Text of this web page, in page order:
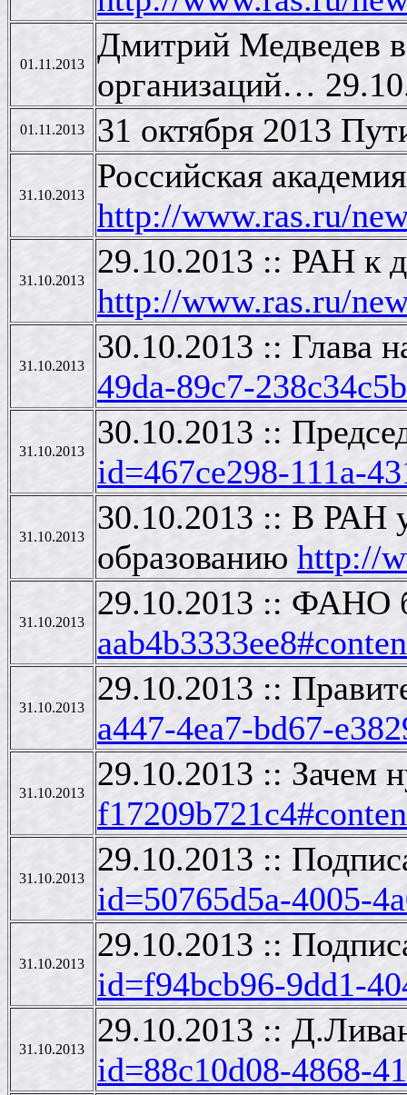
01.11.2013
Дмитрий Медведев
организаций…
01.11.2013 31 октября 2013
31.10.2013
Российская
http://www.ras.ru/
31.10.2013
29.10.2013 :: РАН к
http://www.ras.ru/
31.10.2013
30.10.2013 :: Глава
49da-89c7-
31.10.2013
30.10.2013 ::
id=467ce298-111a-
31.10.2013
30.10.2013 :: В РАН
образованию http://
31.10.2013
29.10.2013 :: ФАНО
31.10.2013
29.10.2013 ::
a447-4ea7-bd67-
31.10.2013
29.10.2013 :: Зачем
31.10.2013
29.10.2013 ::
id=50765d5a-4005-
31.10.2013
29.10.2013 ::
id=f94bcb96-9dd1-
31.10.2013
29.10.2013 ::
id=88c10d08-4868-